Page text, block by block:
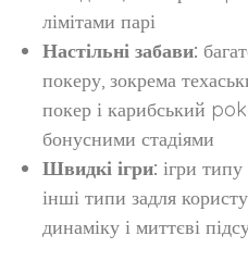
лімітами парі
Настільні забави:
покеру, зокрема
покер і карибський
бонусними стадіями
Швидкі ігри: ігри
інші типи задля
динаміку і миттєві